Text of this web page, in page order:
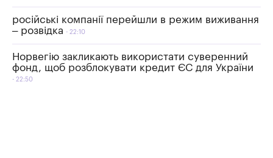
російські компанії перейшли в режим виживання
– розвідка
22:10
Норвегію закликають використати суверенний
фонд, щоб розблокувати кредит ЄС для України
22:50